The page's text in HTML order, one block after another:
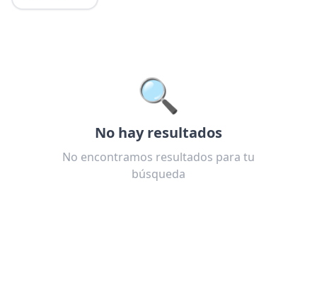
🔍
No hay resultados
No encontramos resultados para tu
búsqueda